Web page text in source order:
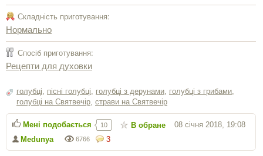
Складність приготування:
Нормально
Спосіб приготування:
Рецепти для духовки
голубці, пісні голубці, голубці з дерунами, голубці з грибами,
голубці на Святвечір, страви на Святвечір
3
6766
Medunya
08 січня 2018, 19:08
Мені подобається 10 В обране